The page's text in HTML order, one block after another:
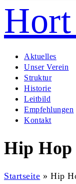
Aktuelles
Unser Verein
Struktur
Historie
Leitbild
Empfehlungen
Kontakt
Hip Hop
Startseite »Hip